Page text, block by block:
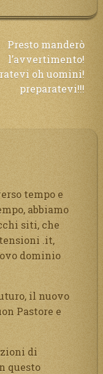
Presto manderò
l’avvertimento!
oh uomini!
preparatevi!!!
tempo e
abbiamo
siti, che
.it,
dominio
il nuovo
Pastore e
di
questo